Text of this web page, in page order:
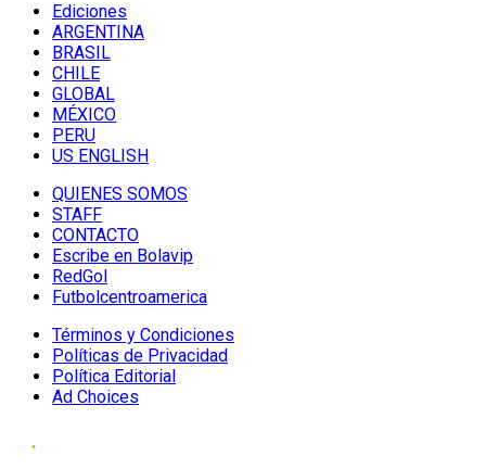
Ediciones
ARGENTINA
BRASIL
CHILE
GLOBAL
MÉXICO
PERU
US ENGLISH
QUIENES SOMOS
STAFF
CONTACTO
Escribe en Bolavip
RedGol
Futbolcentroamerica
Términos y Condiciones
Políticas de Privacidad
Política Editorial
Ad Choices